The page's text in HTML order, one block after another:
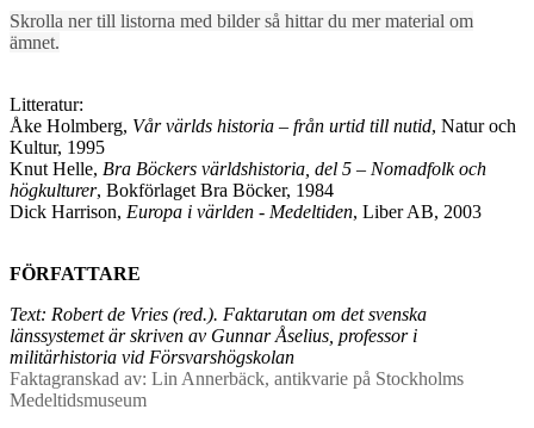
Skrolla ner till listorna med bilder så hittar du mer material om
ämnet.
Litteratur:
Åke Holmberg, Vår världs historia – från urtid till nutid, Natur och
Kultur, 1995
Knut Helle, Bra Böckers världshistoria, del 5 – Nomadfolk och
högkulturer, Bokförlaget Bra Böcker, 1984
Dick Harrison, Europa i världen - Medeltiden, Liber AB, 2003
FÖRFATTARE
Text: Robert de Vries (red.). Faktarutan om det svenska
länssystemet är skriven av Gunnar Åselius, professor i
militärhistoria vid Försvarshögskolan
Faktagranskad av: Lin Annerbäck, antikvarie på Stockholms
Medeltidsmuseum